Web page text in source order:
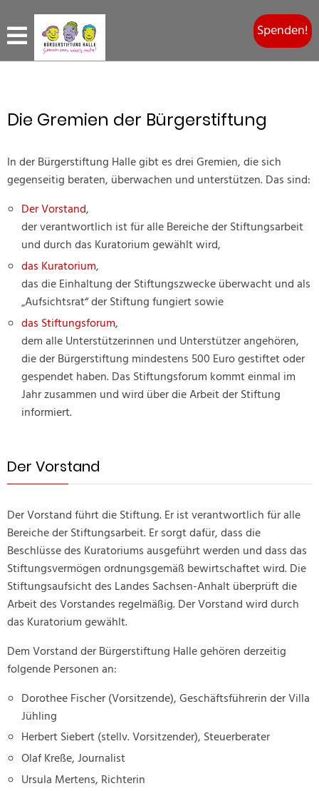
Spenden!
Die Gremien der Bürgerstiftung
In der Bürgerstiftung Halle gibt es drei Gremien, die sich
gegenseitig beraten, überwachen und unterstützen. Das sind:
Der Vorstand,
der verantwortlich ist für alle Bereiche der Stiftungsarbeit
und durch das Kuratorium gewählt wird,
das Kuratorium,
das die Einhaltung der Stiftungszwecke überwacht und als
„Aufsichtsrat“ der Stiftung fungiert sowie
das Stiftungsforum,
dem alle Unterstützerinnen und Unterstützer angehören,
die der Bürgerstiftung mindestens 500 Euro gestiftet oder
gespendet haben. Das Stiftungsforum kommt einmal im
Jahr zusammen und wird über die Arbeit der Stiftung
informiert.
Der Vorstand
Der Vorstand führt die Stiftung. Er ist verantwortlich für alle
Bereiche der Stiftungsarbeit. Er sorgt dafür, dass die
Beschlüsse des Kuratoriums ausgeführt werden und dass das
Stiftungsvermögen ordnungsgemäß bewirtschaftet wird. Die
Stiftungsaufsicht des Landes Sachsen-Anhalt überprüft die
Arbeit des Vorstandes regelmäßig. Der Vorstand wird durch
das Kuratorium gewählt.
Dem Vorstand der Bürgerstiftung Halle gehören derzeitig
folgende Personen an:
Dorothee Fischer (Vorsitzende), Geschäftsführerin der Villa
Jühling
Herbert Siebert (stellv. Vorsitzender), Steuerberater
Olaf Kreße, Journalist
Ursula Mertens, Richterin